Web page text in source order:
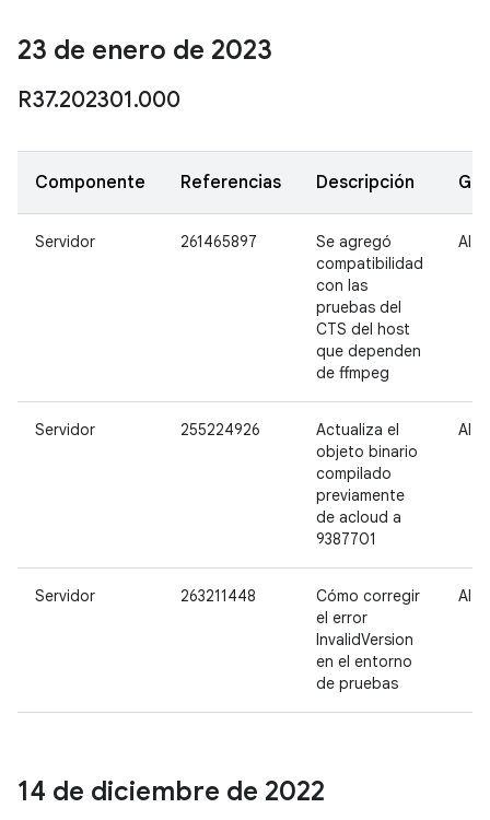
23 de enero de 2023
R37.202301.000
Componente Referencias Descripción
Servidor 261465897
Se agregó
compatibilidad
con las
pruebas del
CTS del host
que dependen
de ffmpeg
Alta
Servidor 255224926
Actualiza el
objeto binario
compilado
previamente
de acloud a
9387701
Alta
Servidor 263211448
Cómo corregir
el error
InvalidVersion
en el entorno
de pruebas
Alta
14 de diciembre de 2022